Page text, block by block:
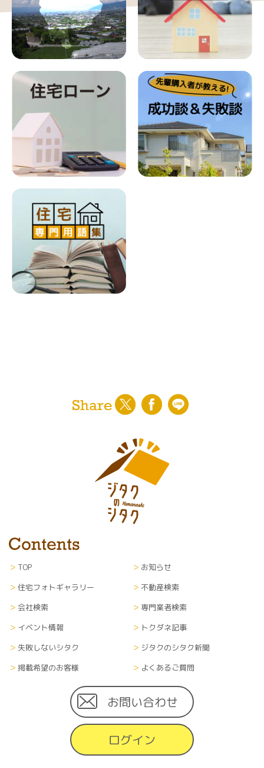
TOP
お知らせ
住宅フォトギャラリー
不動産検索
会社検索
専門業者検索
イベント情報
トクダネ記事
失敗しないシタク
ジタクのシタク新聞
掲載希望のお客様
よくあるご質問
お問い合わせ
ログイン